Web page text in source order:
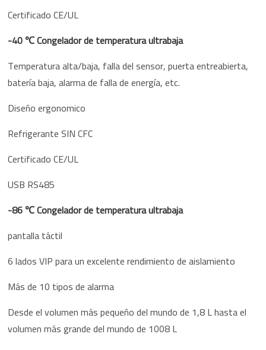
Certificado CE/UL
-40 ℃ Congelador de temperatura ultrabaja
Temperatura alta/baja, falla del sensor, puerta entreabierta,
batería baja, alarma de falla de energía, etc.
Diseño ergonomico
Refrigerante SIN CFC
Certificado CE/UL
USB RS485
-86 ℃ Congelador de temperatura ultrabaja
pantalla táctil
6 lados VIP para un excelente rendimiento de aislamiento
Más de 10 tipos de alarma
Desde el volumen más pequeño del mundo de 1,8 L hasta el
volumen más grande del mundo de 1008 L